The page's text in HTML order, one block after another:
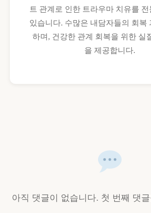
트 관계로 인한 트라우마 치유를 전
있습니다. 수많은 내담자들의 회복
하며, 건강한 관계 회복을 위한 실
을 제공합니다.
아직 댓글이 없습니다. 첫 번째 댓